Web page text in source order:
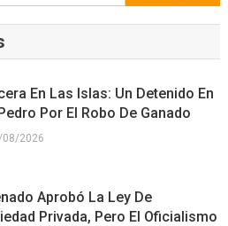
En Las Islas: Un Detenido En
Por El Robo De Ganado
08/2026
Aprobó La Ley De
Privada, Pero El Oficialismo